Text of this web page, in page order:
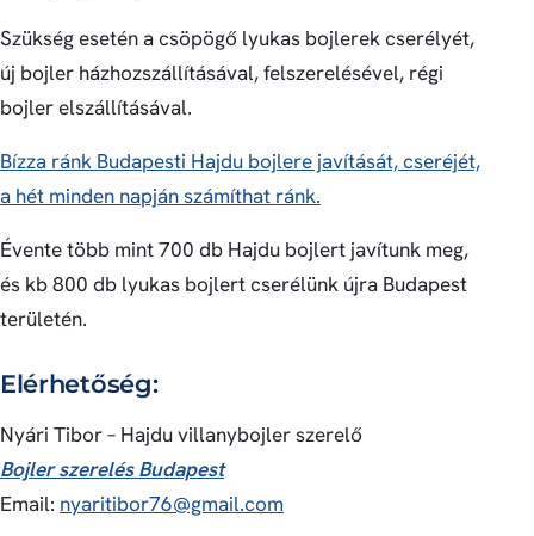
Szükség esetén a csöpögő lyukas bojlerek cserélyét,
új bojler házhozszállításával, felszerelésével, régi
bojler elszállításával.
Bízza ránk Budapesti Hajdu bojlere javítását, cseréjét,
a hét minden napján számíthat ránk.
Évente több mint 700 db Hajdu bojlert javítunk meg,
és kb 800 db lyukas bojlert cserélünk újra Budapest
területén.
Elérhetőség:
Nyári Tibor – Hajdu villanybojler szerelő
Bojler szerelés Budapest
Email: nyaritibor76@gmail.com